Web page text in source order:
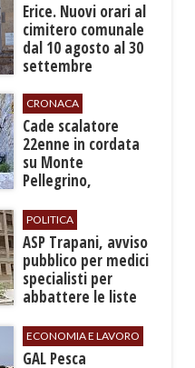
​Erice. Nuovi orari al
cimitero comunale
dal 10 agosto al 30
settembre
CRONACA
​Cade scalatore
22enne in cordata
su Monte
Pellegrino,
grave ferita a una
gamba
POLITICA
ASP Trapani, avviso
pubblico per medici
specialisti per
abbattere le liste
ECONOMIA E LAVORO
GAL Pesca